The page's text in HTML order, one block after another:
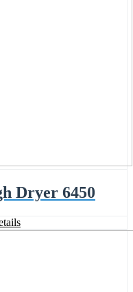
Dryer 6450